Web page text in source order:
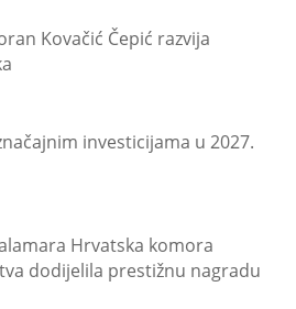
Kovačić Čepić razvija
investicijama u 2027.
Hrvatska komora
dodijelila prestižnu nagradu